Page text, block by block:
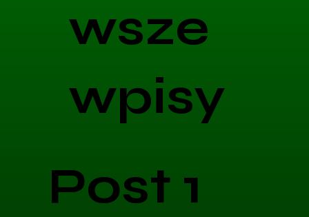
wsze
wpisy
Post 1